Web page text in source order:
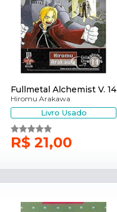
Fullmetal Alchemist V. 14
Hiromu Arakawa
Livro Usado
R$ 21,00